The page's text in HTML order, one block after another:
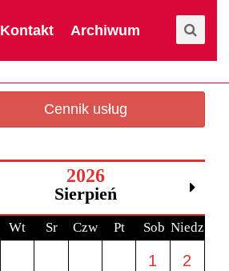
Kontakt Archiwum
Cennik usług
2026
Sierpień
Wt Sr Czw Pt Sob Niedz.
1 2